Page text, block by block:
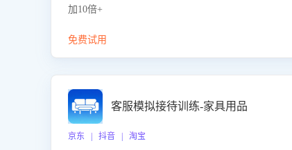
加10倍+
免费试用
客服模拟接待训练-家具用品
京东 | 抖音 | 淘宝